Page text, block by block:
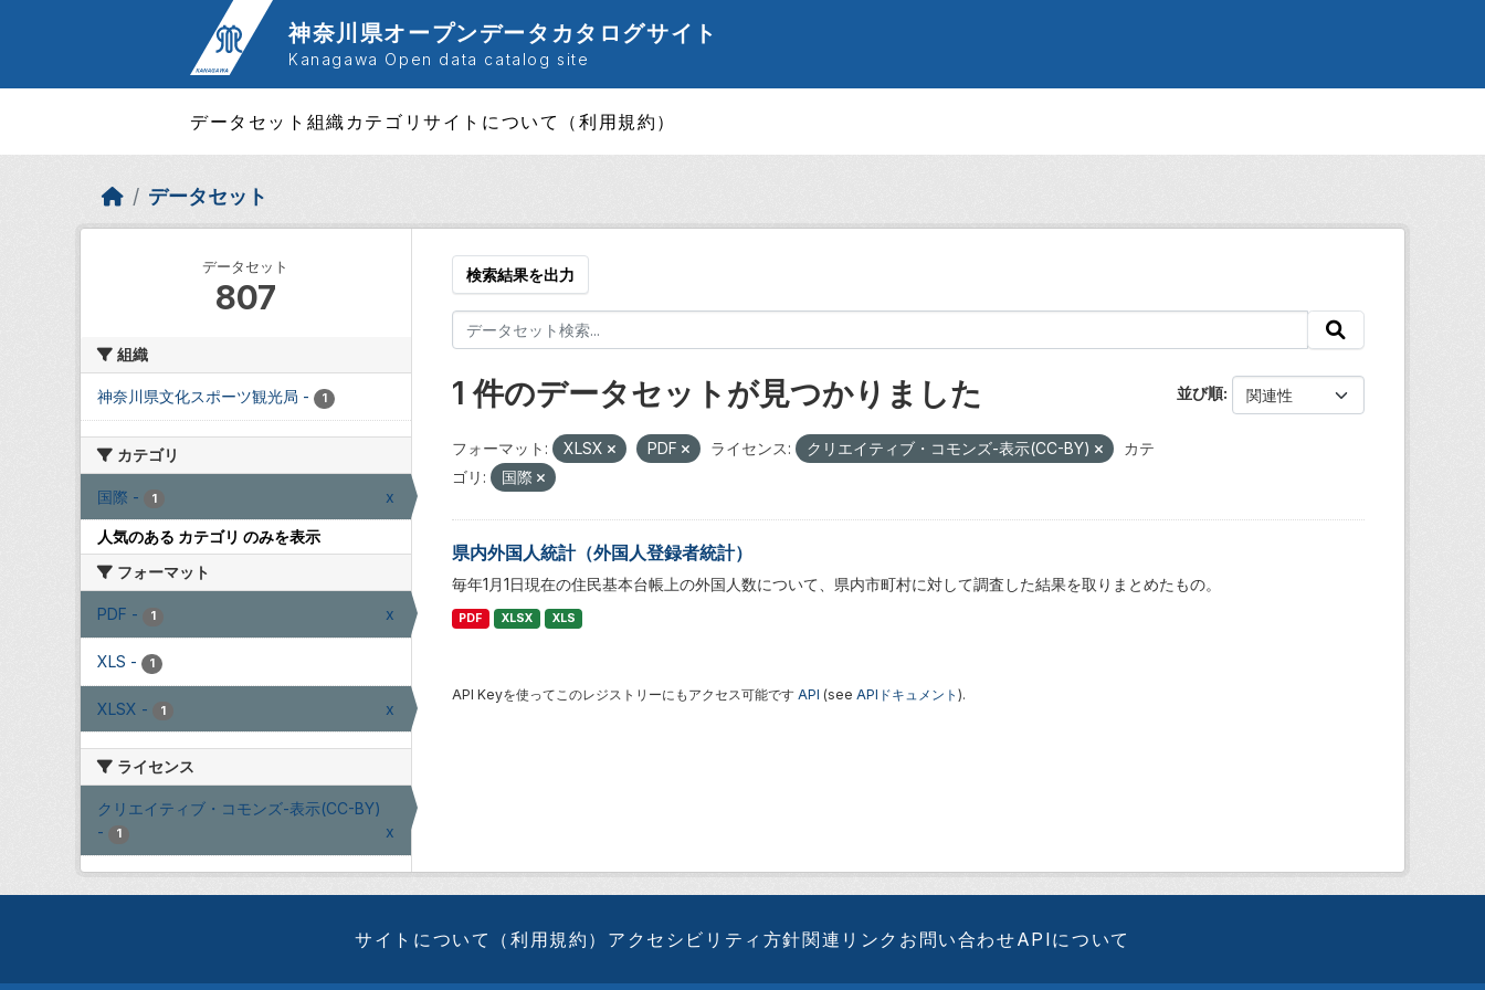
神奈川県オープンデータカタログサイト
Kanagawa Open data catalog site
データセット 組織 カテゴリサイトについて（利用規約）
データセット
データセット
807
組織
神奈川県文化スポーツ観光局 - 1
カテゴリ
国際 - 1 x
人気のある カテゴリ のみを表示
フォーマット
PDF - 1 x
XLS - 1
XLSX - 1 x
ライセンス
クリエイティブ・コモンズ-表示(CC-BY)
-
1 x
検索結果を出力
並び順
1 件のデータセットが見つかりました
フォーマット: XLSX PDF ライセンス: クリエイティブ・コモンズ-表示(CC-BY)
カテ
ゴリ:
国際
県内外国人統計（外国人登録者統計）
毎年1月1日現在の住民基本台帳上の外国人数について、県内市町村に対して調査した結果を取りまとめたもの。
PDF XLSX XLS
API Keyを使ってこのレジストリーにもアクセス可能です API (see APIドキュメント ).
サイトについて（利用規約） アクセシビリティ方針関連リンク お問い合わせAPIについて